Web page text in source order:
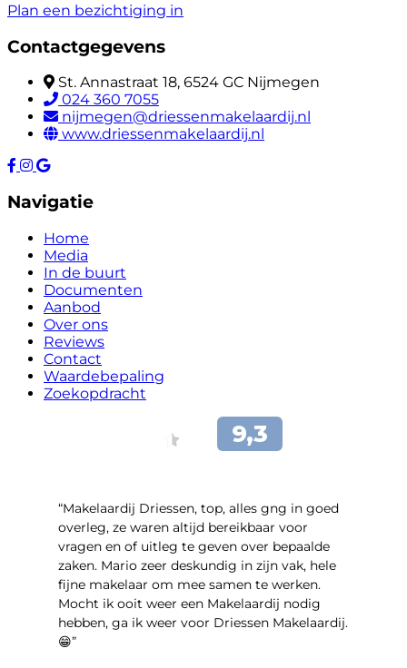
Plan een bezichtiging in
Contactgegevens
St. Annastraat 18, 6524 GC Nijmegen
024 360 7055
nijmegen@driessenmakelaardij.nl
www.driessenmakelaardij.nl
Navigatie
Home
Media
In de buurt
Documenten
Aanbod
Over ons
Reviews
Contact
Waardebepaling
Zoekopdracht
“Makelaardij Driessen, top, alles gng in goed
overleg, ze waren altijd bereikbaar voor
vragen en of uitleg te geven over bepaalde
zaken. Mario zeer deskundig in zijn vak, hele
fijne makelaar om mee samen te werken.
Mocht ik ooit weer een Makelaardij nodig
hebben, ga ik weer voor Driessen Makelaardij.
😁”